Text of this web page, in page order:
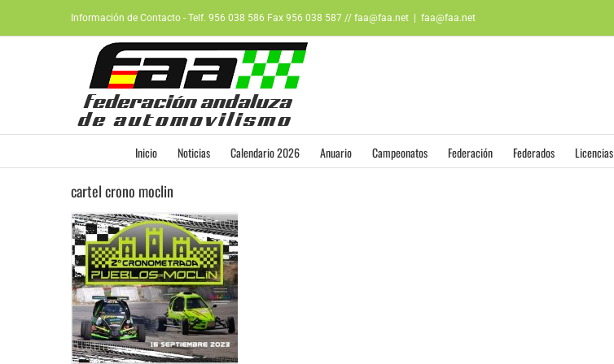
contenido
Información de Contacto - Telf. 956 038 586 Fax 956 038 587 // faa@faa.net faa@faa.net
Inicio Noticias Calendario 2026 Anuario Campeonatos Federación Federados Licencias
cartel crono moclin